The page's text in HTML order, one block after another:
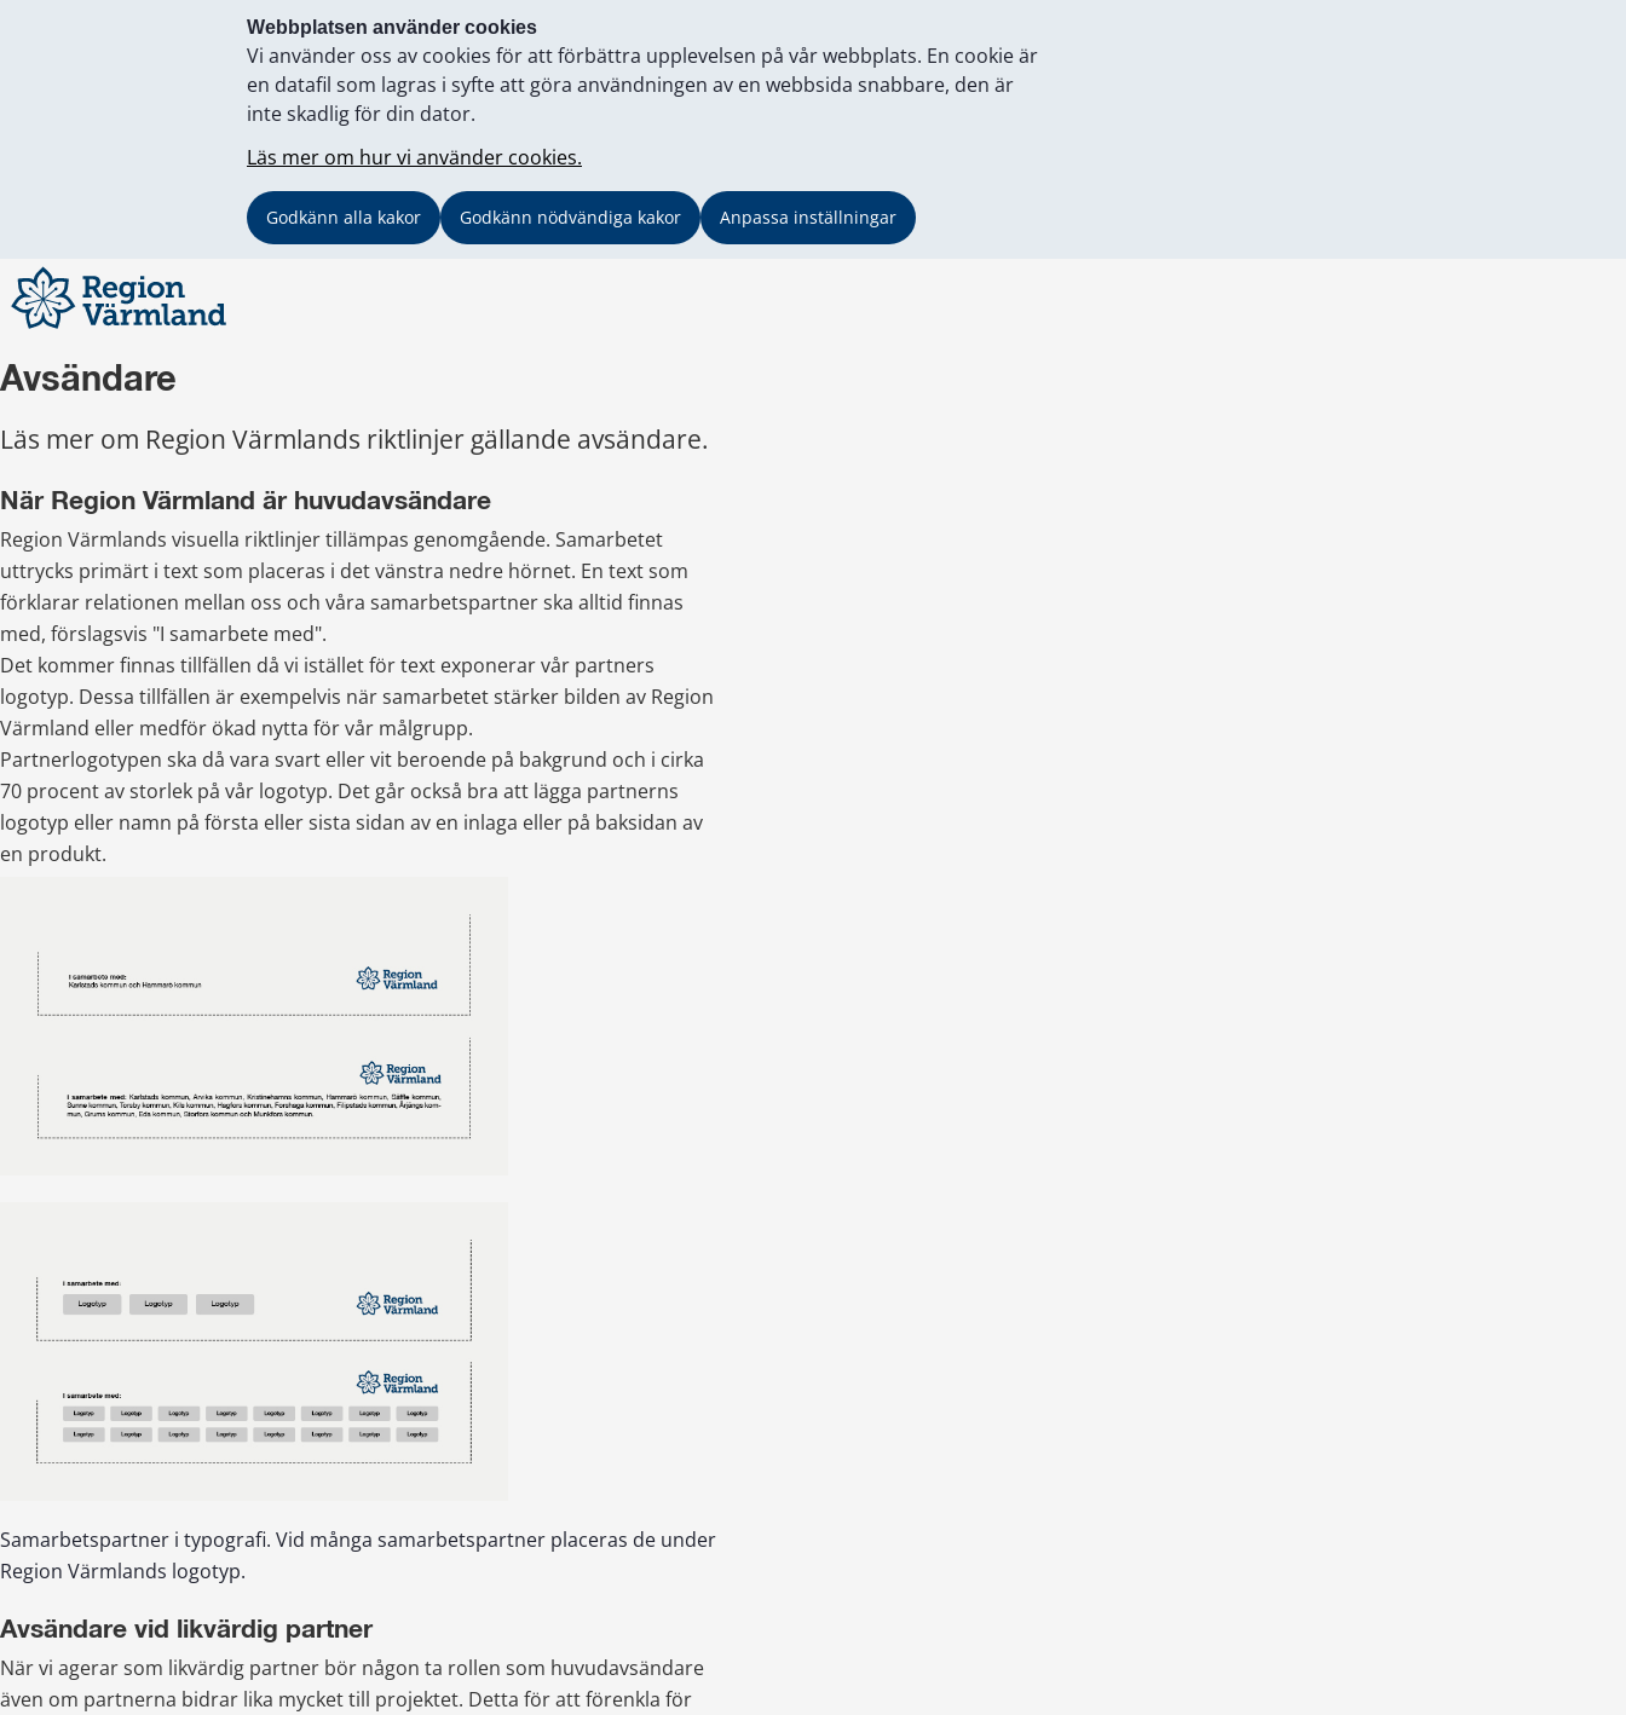
Webbplatsen använder cookies
Vi använder oss av cookies för att förbättra upplevelsen på vår webbplats. En cookie är
en datafil som lagras i syfte att göra användningen av en webbsida snabbare, den är
inte skadlig för din dator.
Läs mer om hur vi använder cookies.
Godkänn alla kakor Godkänn nödvändiga kakor Anpassa inställningar
Avsändare
Läs mer om Region Värmlands riktlinjer gällande avsändare.
När Region Värmland är huvudavsändare
Region Värmlands visuella riktlinjer tillämpas genomgående. Samarbetet
uttrycks primärt i text som placeras i det vänstra nedre hörnet. En text som
förklarar relationen mellan oss och våra samarbetspartner ska alltid finnas
med, förslagsvis "I samarbete med".
Det kommer finnas tillfällen då vi istället för text exponerar vår partners
logotyp. Dessa tillfällen är exempelvis när samarbetet stärker bilden av Region
Värmland eller medför ökad nytta för vår målgrupp.
Partnerlogotypen ska då vara svart eller vit beroende på bakgrund och i cirka
70 procent av storlek på vår logotyp. Det går också bra att lägga partnerns
logotyp eller namn på första eller sista sidan av en inlaga eller på baksidan av
en produkt.
Samarbetspartner i typografi. Vid många samarbetspartner placeras de under
Region Värmlands logotyp.
Avsändare vid likvärdig partner
När vi agerar som likvärdig partner bör någon ta rollen som huvudavsändare
även om partnerna bidrar lika mycket till projektet. Detta för att förenkla för